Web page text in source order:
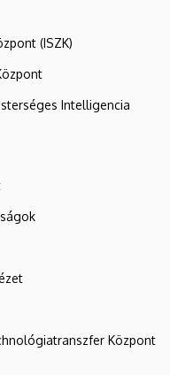
(ISZK)
Intelligencia
Központ